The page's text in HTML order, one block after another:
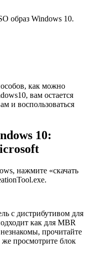
образ Windows 10.
как можно
вам остается
и воспользоваться
10:
нажмите «скачать
с дистрибутивом для
как для MBR
прочитайте
просмотрите блок